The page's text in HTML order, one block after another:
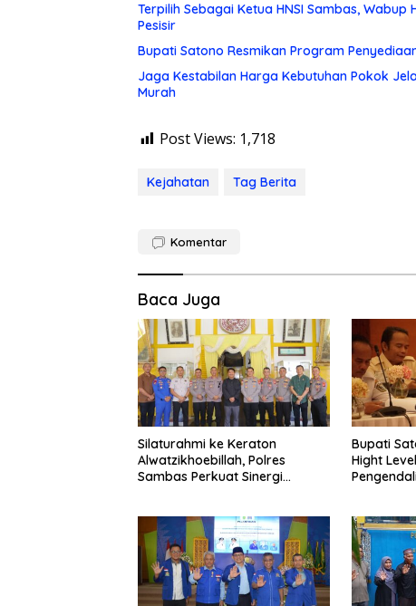
Terpilih Sebagai Ketua HNSI Sambas,
Pesisir
Bupati Satono Resmikan Program
Jaga Kestabilan Harga Kebutuhan Pokok
Murah
Post Views: 1,718
Kejahatan Tag Berita
Komentar
Baca Juga
Silaturahmi ke Keraton
Alwatzikhoebillah, Polres
Sambas Perkuat Sinergi
Bupati
Hight